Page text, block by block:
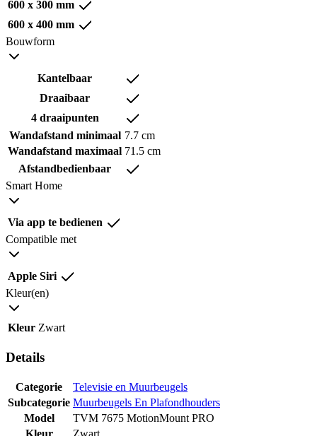
600 x 300 mm
600 x 400 mm
Bouwform
Kantelbaar
Draaibaar
4 draaipunten
Wandafstand minimaal 7.7 cm
Wandafstand maximaal 71.5 cm
Afstandbedienbaar
Smart Home
Via app te bedienen
Compatible met
Apple Siri
Kleur(en)
Kleur Zwart
Details
Categorie
Televisie en Muurbeugels
Subcategorie Muurbeugels En Plafondhouders
Model
TVM 7675 MotionMount PRO
Kleur
Zwart